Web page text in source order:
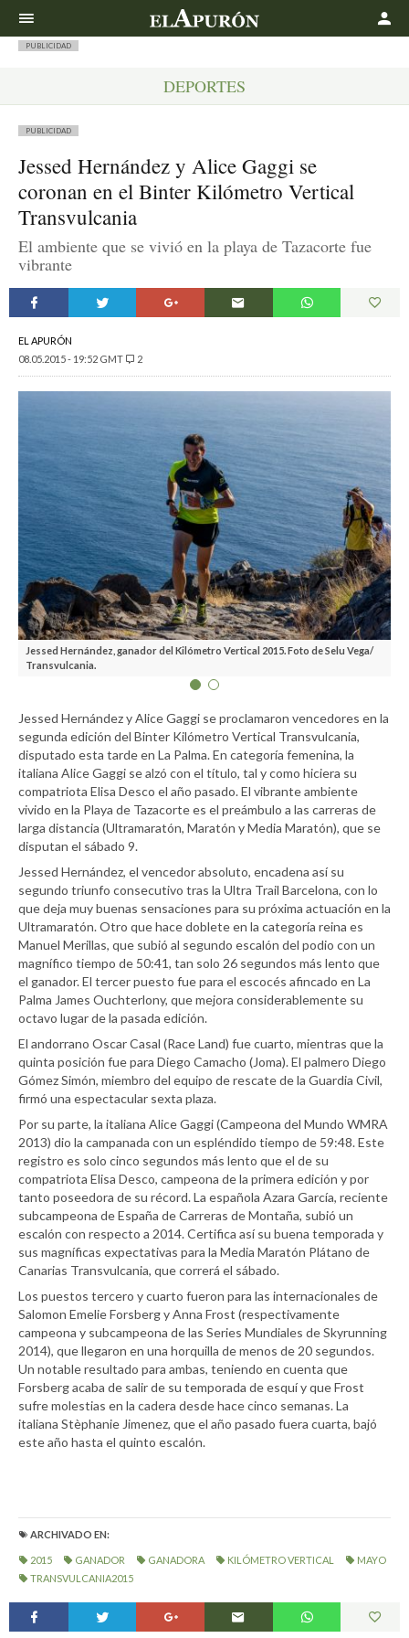
PUBLICIDAD
DEPORTES
PUBLICIDAD
Jessed Hernández y Alice Gaggi se
coronan en el Binter Kilómetro Vertical
Transvulcania
El ambiente que se vivió en la playa de Tazacorte fue
vibrante
EL APURÓN
08.05.2015 - 19:52 GMT
2
Jessed Hernández, ganador del Kilómetro Vertical 2015. Foto de Selu Vega/
Transvulcania.
Jessed Hernández y Alice Gaggi se proclamaron vencedores en la
segunda edición del Binter Kilómetro Vertical Transvulcania,
disputado esta tarde en La Palma. En categoría femenina, la
italiana Alice Gaggi se alzó con el título, tal y como hiciera su
compatriota Elisa Desco el año pasado. El vibrante ambiente
vivido en la Playa de Tazacorte es el preámbulo a las carreras de
larga distancia (Ultramaratón, Maratón y Media Maratón), que se
disputan el sábado 9.
Jessed Hernández, el vencedor absoluto, encadena así su
segundo triunfo consecutivo tras la Ultra Trail Barcelona, con lo
que deja muy buenas sensaciones para su próxima actuación en la
Ultramaratón. Otro que hace doblete en la categoría reina es
Manuel Merillas, que subió al segundo escalón del podio con un
magnífico tiempo de 50:41, tan solo 26 segundos más lento que
el ganador. El tercer puesto fue para el escocés afincado en La
Palma James Ouchterlony, que mejora considerablemente su
octavo lugar de la pasada edición.
El andorrano Oscar Casal (Race Land) fue cuarto, mientras que la
quinta posición fue para Diego Camacho (Joma). El palmero Diego
Gómez Simón, miembro del equipo de rescate de la Guardia Civil,
firmó una espectacular sexta plaza.
Por su parte, la italiana Alice Gaggi (Campeona del Mundo WMRA
2013) dio la campanada con un espléndido tiempo de 59:48. Este
registro es solo cinco segundos más lento que el de su
compatriota Elisa Desco, campeona de la primera edición y por
tanto poseedora de su récord. La española Azara García, reciente
subcampeona de España de Carreras de Montaña, subió un
escalón con respecto a 2014. Certifica así su buena temporada y
sus magníficas expectativas para la Media Maratón Plátano de
Canarias Transvulcania, que correrá el sábado.
Los puestos tercero y cuarto fueron para las internacionales de
Salomon Emelie Forsberg y Anna Frost (respectivamente
campeona y subcampeona de las Series Mundiales de Skyrunning
2014), que llegaron en una horquilla de menos de 20 segundos.
Un notable resultado para ambas, teniendo en cuenta que
Forsberg acaba de salir de su temporada de esquí y que Frost
sufre molestias en la cadera desde hace cinco semanas. La
italiana Stèphanie Jimenez, que el año pasado fuera cuarta, bajó
este año hasta el quinto escalón.
ARCHIVADO EN:
2015 GANADOR GANADORA KILÓMETRO VERTICAL
MAYO
TRANSVULCANIA2015